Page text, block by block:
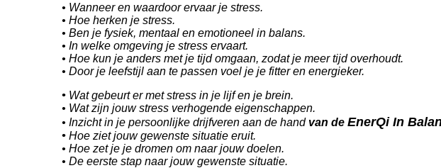
• Wanneer en waardoor ervaar je stress.
• Hoe herken je stress.
• Ben je fysiek, mentaal en emotioneel in balans.
• In welke omgeving je stress ervaart.
• Hoe kun je anders met je tijd omgaan, zodat je meer tijd overhoudt.
• Door je leefstijl aan te passen voel je je fitter en energieker.
• Wat gebeurt er met stress in je lijf en je brein.
• Wat zijn jouw stress verhogende eigenschappen.
• Inzicht in je persoonlijke drijfveren aan de hand van de EnerQi In
• Hoe ziet jouw gewenste situatie eruit.
• Hoe zet je je dromen om naar jouw doelen.
• De eerste stap naar jouw gewenste situatie.